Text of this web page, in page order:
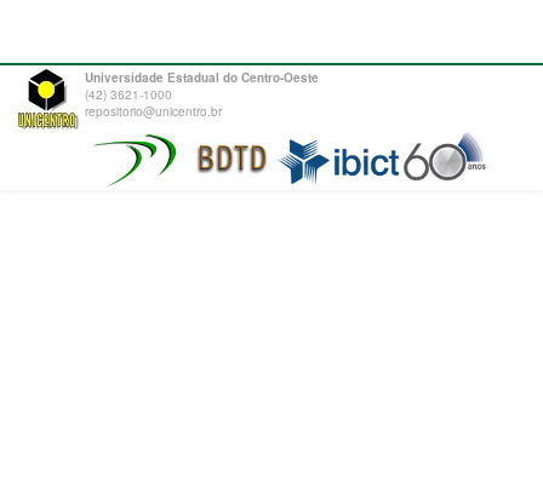
Universidade Estadual do Centro-Oeste
(42) 3621-1000
repositorio@unicentro.br